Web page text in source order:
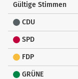
Gültige Stimmen
CDU
SPD
FDP
GRÜNE